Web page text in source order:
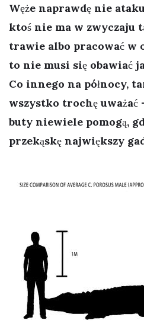
Węże naprawdę nie
ktoś nie ma w zwyczaju
trawie albo pracować w
to nie musi się obawiać
Co innego na północy,
wszystko trochę uważać
buty niewiele pomogą,
przekąskę największy